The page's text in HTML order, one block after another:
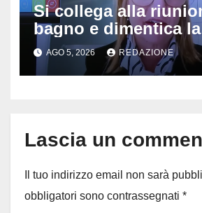
Si collega alla
bagno e dimentica la
telecamera accesa:
vedono il bucato, il
diventa virale
AGO 5, 2026 REDAZIONE
Lascia un
Il tuo indirizzo email non sarà
obbligatori sono contrassegnati *